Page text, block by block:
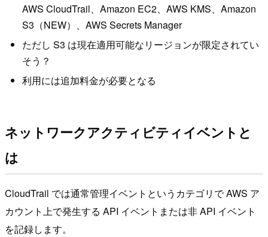
AWS CloudTrail、Amazon EC2、AWS KMS、Amazon
S3（NEW）、AWS Secrets Manager
ただし S3 は現在適用可能なリージョンが限定されてい
そう？
利用には追加料金が必要となる
ネットワークアクティビティイベントと
は
CloudTrail では通常管理イベントというカテゴリで AWS ア
カウント上で発生する API イベントまたは非 API イベント
を記録します。